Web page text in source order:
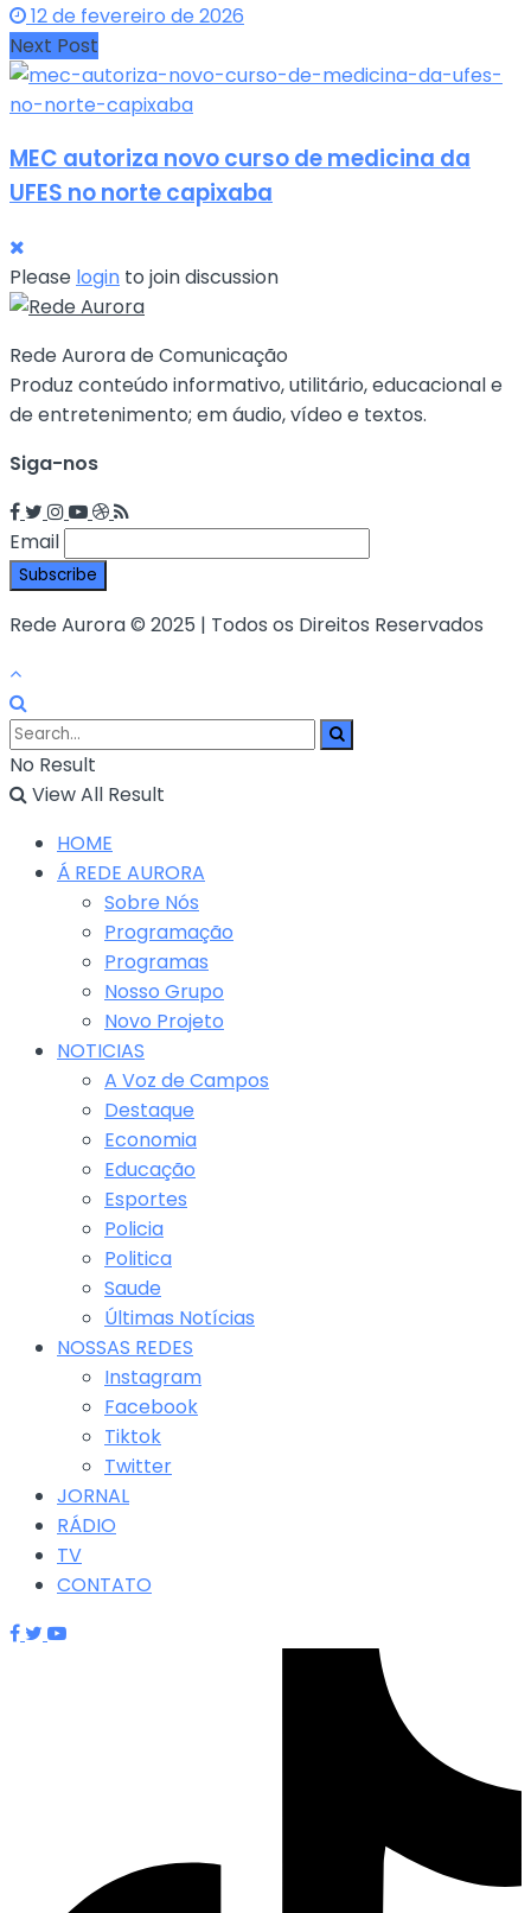
12 de fevereiro de 2026
Next Post
MEC autoriza novo curso de medicina da
UFES no norte capixaba
Please login to join discussion
Rede Aurora de Comunicação
Produz conteúdo informativo, utilitário, educacional e
de entretenimento; em áudio, vídeo e textos.
Siga-nos
Email
Rede Aurora © 2025 | Todos os Direitos Reservados
No Result
View All Result
HOME
Á REDE AURORA
Sobre Nós
Programação
Programas
Nosso Grupo
Novo Projeto
NOTICIAS
A Voz de Campos
Destaque
Economia
Educação
Esportes
Policia
Politica
Saude
Últimas Notícias
NOSSAS REDES
Instagram
Facebook
Tiktok
Twitter
JORNAL
RÁDIO
TV
CONTATO